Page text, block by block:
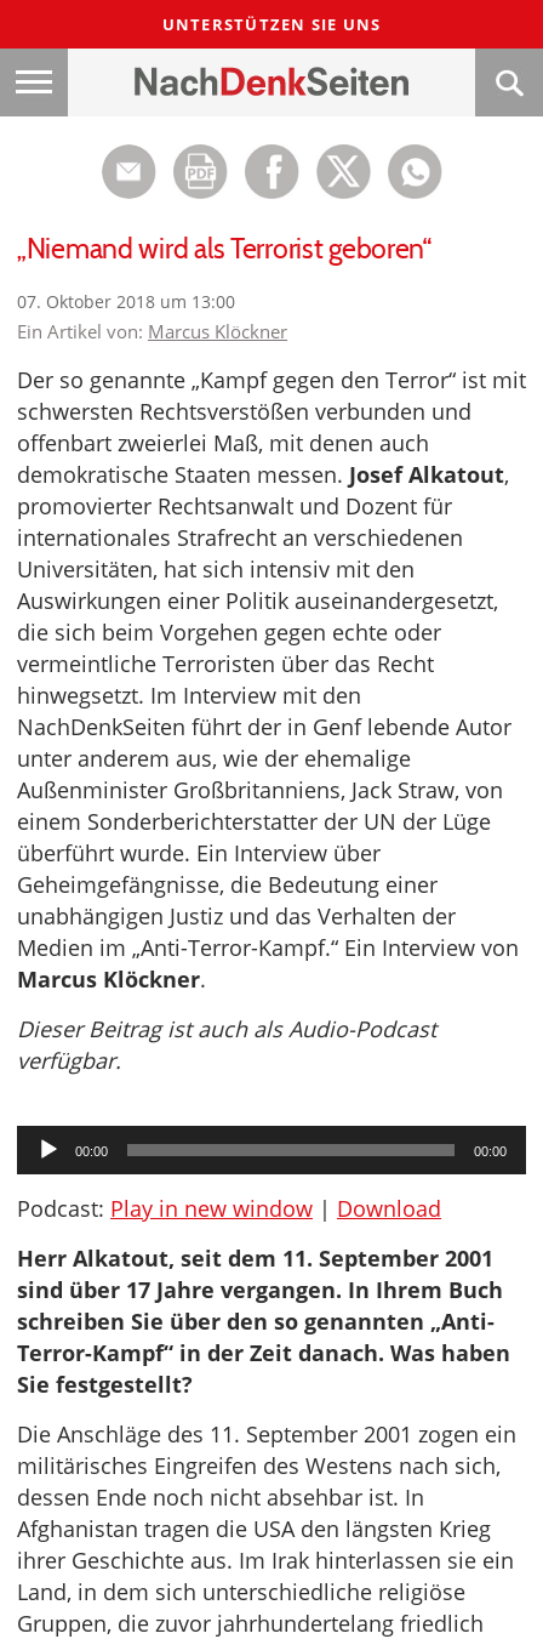
UNTERSTÜTZEN SIE UNS
„Niemand wird als Terrorist geboren“
07. Oktober 2018 um 13:00
Ein Artikel von: Marcus Klöckner
Der so genannte „Kampf gegen den Terror“ ist mit
schwersten Rechtsverstößen verbunden und
offenbart zweierlei Maß, mit denen auch
demokratische Staaten messen. Josef Alkatout,
promovierter Rechtsanwalt und Dozent für
internationales Strafrecht an verschiedenen
Universitäten, hat sich intensiv mit den
Auswirkungen einer Politik auseinandergesetzt,
die sich beim Vorgehen gegen echte oder
vermeintliche Terroristen über das Recht
hinwegsetzt. Im Interview mit den
NachDenkSeiten führt der in Genf lebende Autor
unter anderem aus, wie der ehemalige
Außenminister Großbritanniens, Jack Straw, von
einem Sonderberichterstatter der UN der Lüge
überführt wurde. Ein Interview über
Geheimgefängnisse, die Bedeutung einer
unabhängigen Justiz und das Verhalten der
Medien im „Anti-Terror-Kampf.“ Ein Interview von
Marcus Klöckner.
Dieser Beitrag ist auch als Audio-Podcast
verfügbar.
Audio-
Player
00:00 00:00
Podcast: Play in new window | Download
Herr Alkatout, seit dem 11. September 2001
sind über 17 Jahre vergangen. In Ihrem Buch
schreiben Sie über den so genannten „Anti-
Terror-Kampf“ in der Zeit danach. Was haben
Sie festgestellt?
Die Anschläge des 11. September 2001 zogen ein
militärisches Eingreifen des Westens nach sich,
dessen Ende noch nicht absehbar ist. In
Afghanistan tragen die USA den längsten Krieg
ihrer Geschichte aus. Im Irak hinterlassen sie ein
Land, in dem sich unterschiedliche religiöse
Gruppen, die zuvor jahrhundertelang friedlich